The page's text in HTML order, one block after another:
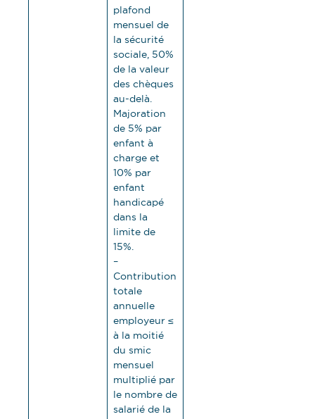
plafond
mensuel de
la sécurité
sociale, 50%
de la valeur
des chèques
au-delà.
Majoration
de 5% par
enfant à
charge et
10% par
enfant
handicapé
dans la
limite de
15%.
–
Contribution
totale
annuelle
employeur ≤
à la moitié
du smic
mensuel
multiplié par
le nombre de
salarié de la